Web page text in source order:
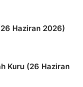
Haziran 2026)
Kuru (26 Haziran